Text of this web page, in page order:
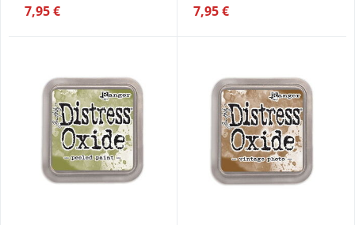
7,95 € 7,95 €